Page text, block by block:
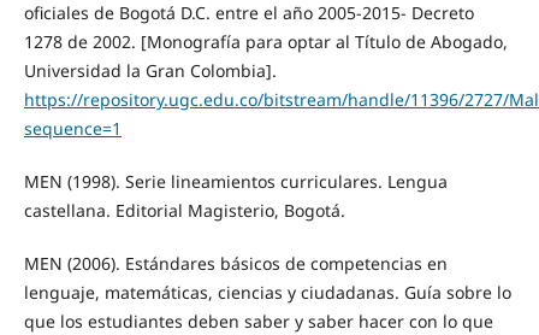
oficiales de Bogotá D.C. entre el año 2005-2015- Decreto
1278 de 2002. [Monografía para optar al Título de Abogado,
Universidad la Gran Colombia].
https://repository.ugc.edu.co/bitstream/handle/11396/2727/
sequence=1
MEN (1998). Serie lineamientos curriculares. Lengua
castellana. Editorial Magisterio, Bogotá.
MEN (2006). Estándares básicos de competencias en
lenguaje, matemáticas, ciencias y ciudadanas. Guía sobre lo
que los estudiantes deben saber y saber hacer con lo que